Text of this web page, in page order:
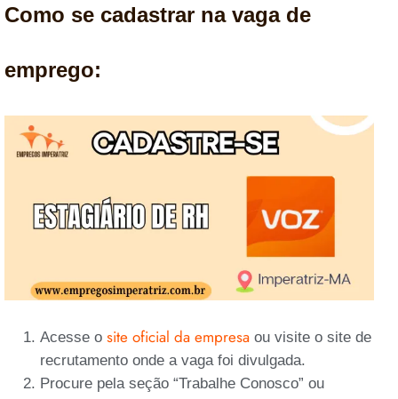
Como se cadastrar na vaga de
emprego:
Acesse o site oficial da empresa ou visite o site de
recrutamento onde a vaga foi divulgada.
Procure pela seção “Trabalhe Conosco” ou